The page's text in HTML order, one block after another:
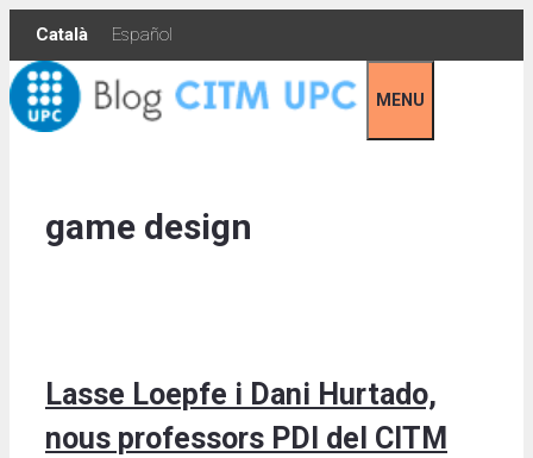
Skip
content
Català Español
MENU
game design
Lasse Loepfe i Dani Hurtado,
nous professors PDI del CITM